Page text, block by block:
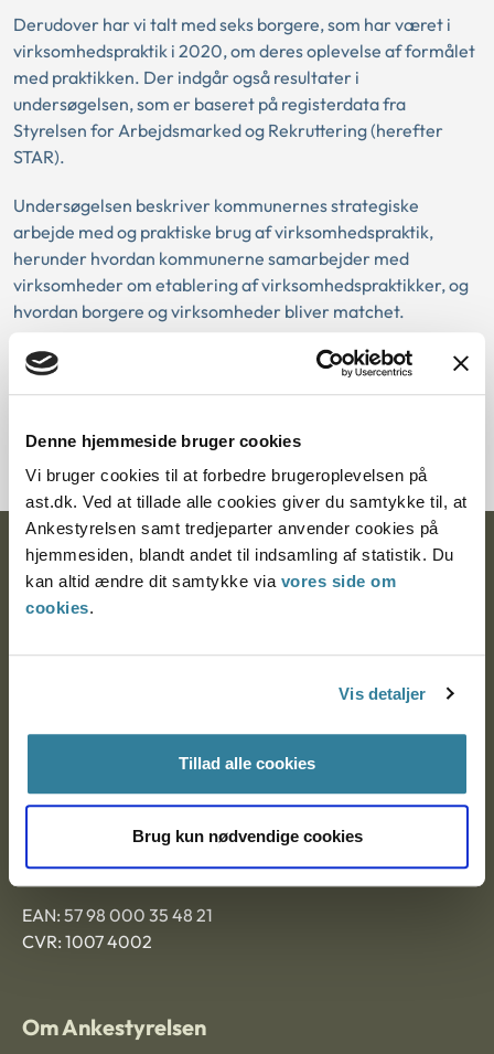
Denne hjemmeside bruger cookies
Vi bruger cookies til at forbedre brugeroplevelsen på
ast.dk. Ved at tillade alle cookies giver du samtykke til, at
Ankestyrelsen samt tredjeparter anvender cookies på
hjemmesiden, blandt andet til indsamling af statistik. Du
kan altid ændre dit samtykke via vores side om
cookies.
Vis detaljer
Tillad alle cookies
Brug kun nødvendige cookies
Derudover har vi talt med seks borgere, som har været i
virksomhedspraktik i 2020, om deres oplevelse af formålet
med praktikken. Der indgår også resultater i
undersøgelsen, som er baseret på registerdata fra
Styrelsen for Arbejdsmarked og Rekruttering (herefter
STAR).
Undersøgelsen beskriver kommunernes strategiske
arbejde med og praktiske brug af virksomhedspraktik,
herunder hvordan kommunerne samarbejder med
virksomheder om etablering af virksomhedspraktikker, og
hvordan borgere og virksomheder bliver matchet.
Undersøgelsen er bestilt af STAR.
Ankestyrelsen
Postadresse:
Nytorv 7, 2. sal
Ankestyrelsen Aalborg
Ankestyrelsen København
EAN: 57 98 000 35 48 21
CVR: 1007 4002
Om Ankestyrelsen